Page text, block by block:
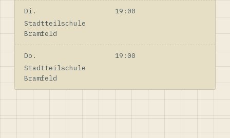
Di.
19:00
Stadtteilschule
Bramfeld
Do.
19:00
Stadtteilschule
Bramfeld